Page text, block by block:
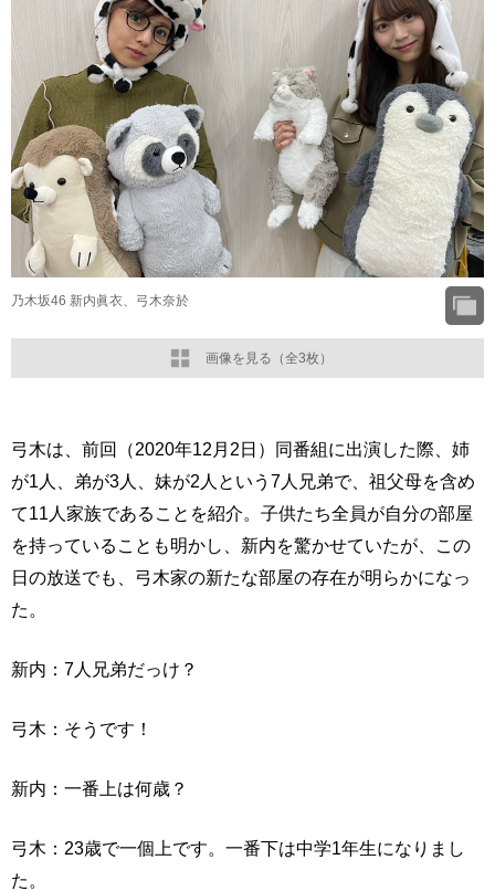
画像を見る（全3枚）
乃木坂46 新内眞衣、弓木奈於
弓木は、前回（2020年12月2日）同番組に出演した際、姉
が1人、弟が3人、妹が2人という7人兄弟で、祖父母を含め
て11人家族であることを紹介。子供たち全員が自分の部屋
を持っていることも明かし、新内を驚かせていたが、この
日の放送でも、弓木家の新たな部屋の存在が明らかになっ
た。
新内：7人兄弟だっけ？
弓木：そうです！
新内：一番上は何歳？
弓木：23歳で一個上です。一番下は中学1年生になりまし
た。